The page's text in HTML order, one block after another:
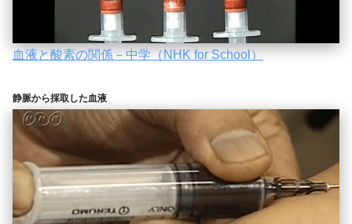
血液と酸素の関係－中学（NHK for School）
静脈から採取した血液